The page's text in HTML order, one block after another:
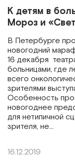
К детям в
Мороз и
В Петербурге
новогодний
16 декабря
больницами, где
всего
зрителями
Особенность
новогоднее
для нетипичной
зрителя, не…
16.12.2019